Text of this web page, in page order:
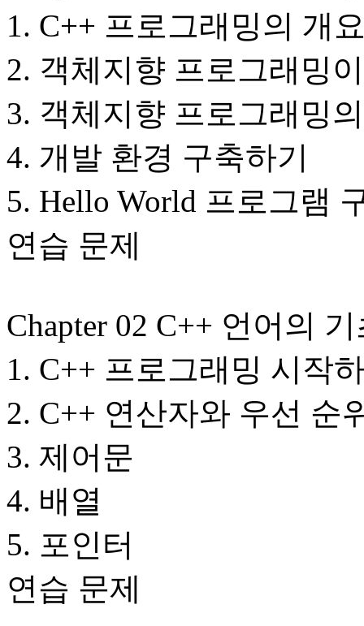
1. C++ 프로그래밍의 개
2. 객체지향 프로그래밍
3. 객체지향 프로그래밍
4. 개발 환경 구축하기
5. Hello World 프로그램
연습 문제
Chapter 02 C++ 언어의
1. C++ 프로그래밍 시작
2. C++ 연산자와 우선 순
3. 제어문
4. 배열
5. 포인터
연습 문제